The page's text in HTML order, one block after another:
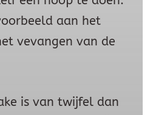
aan het
vevangen van de
is van twijfel dan